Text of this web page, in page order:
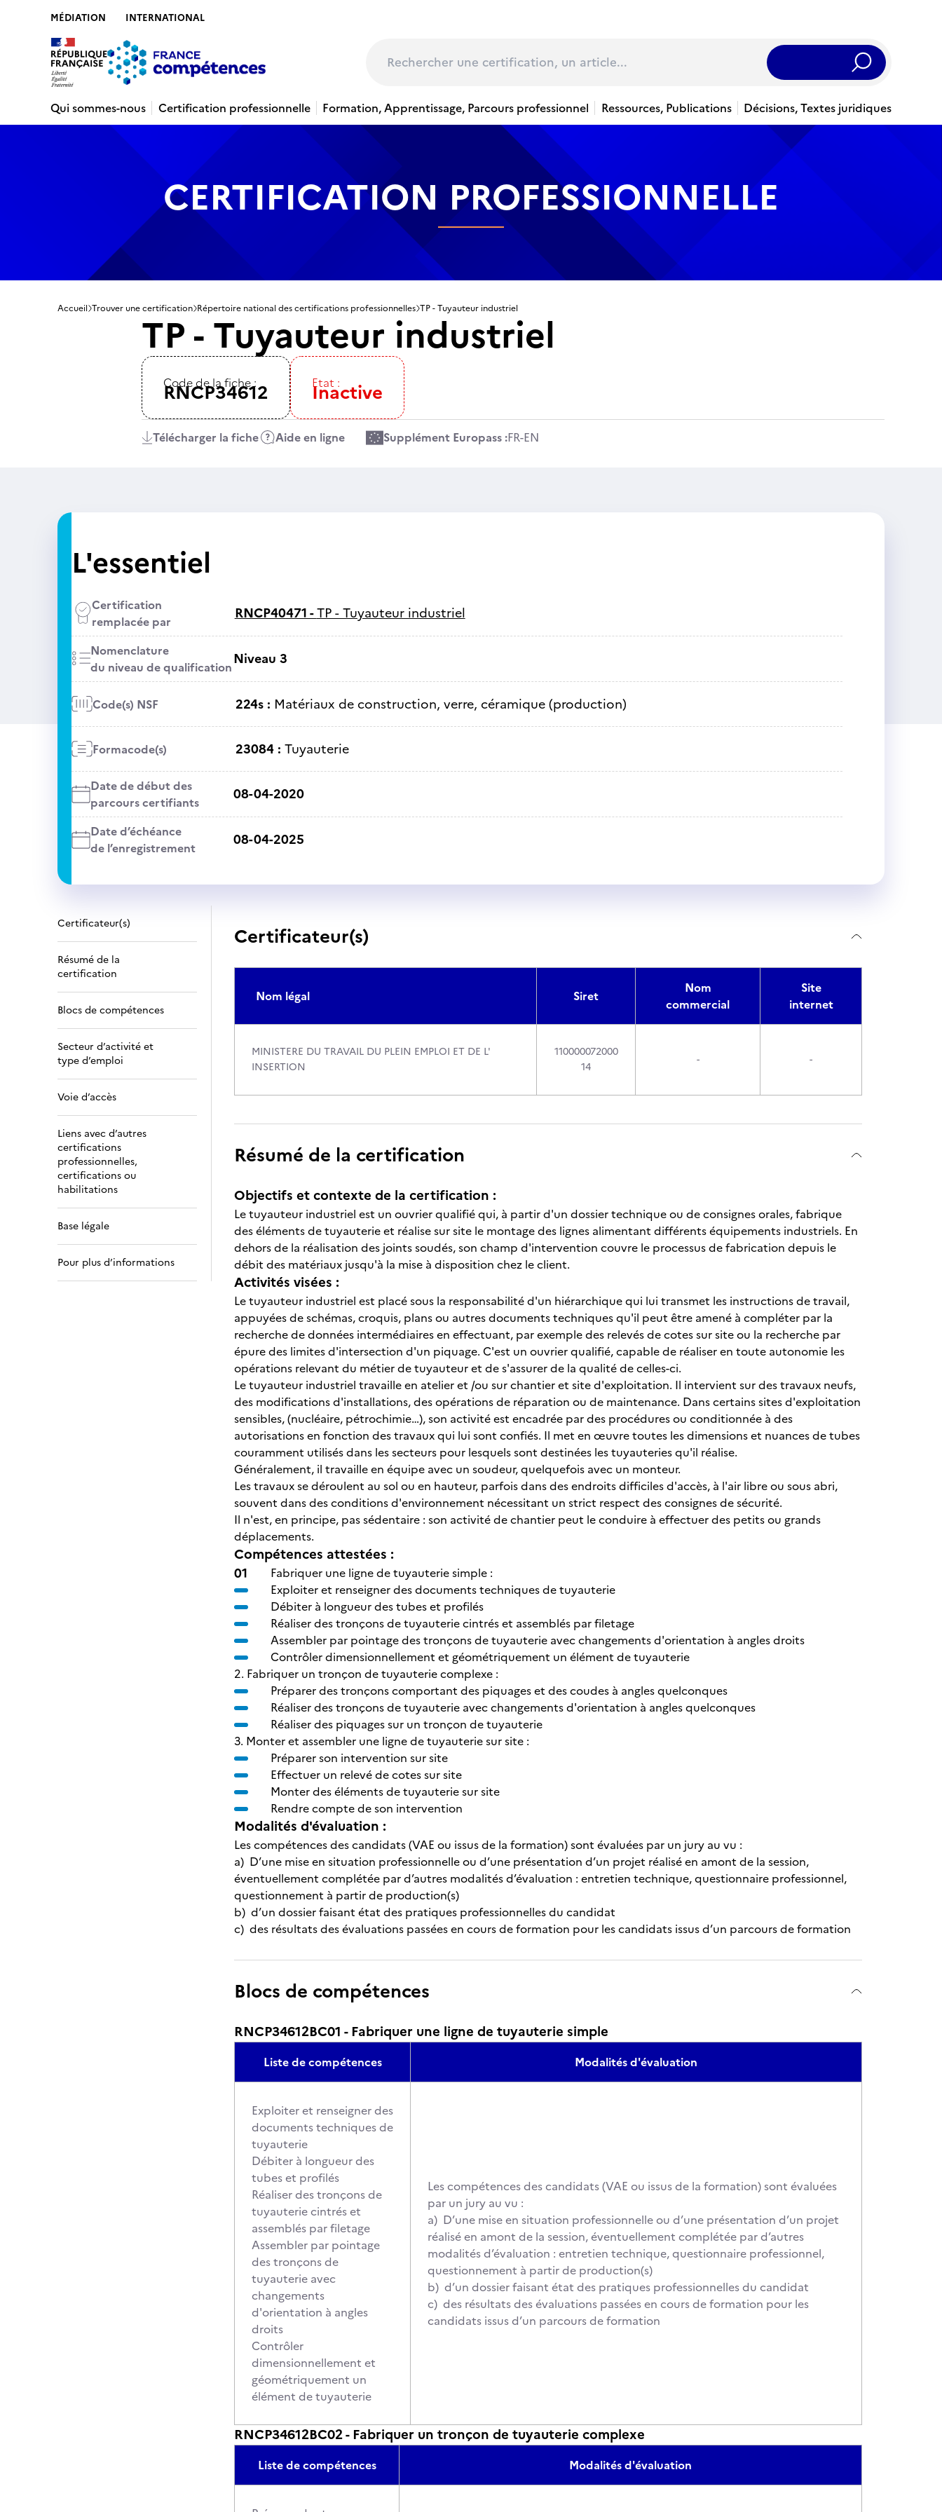
MÉDIATION INTERNATIONAL
Rechercher
Qui sommes-nous
Certification professionnelle Formation, Apprentissage, Parcours professionnel Ressources, Publications Décisions, Textes juridiques
CERTIFICATION PROFESSIONNELLE
Accueil Trouver une certification Répertoire national des certifications professionnelles TP - Tuyauteur industriel
TP - Tuyauteur industriel
Code de la fiche :
RNCP34612 Etat :
Inactive
Télécharger la fiche Aide en ligne Supplément Europass :FR-EN
L'essentiel
Certification
remplacée par
RNCP40471 -TP - Tuyauteur industriel
Nomenclature
du niveau de qualificationNiveau 3
Code(s) NSF 224s : Matériaux de construction, verre, céramique (production)
Formacode(s) 23084 : Tuyauterie
Date de début des
parcours certifiants
08-04-2020
Date d’échéance
de l’enregistrement
08-04-2025
Certificateur(s)
Résumé de la
certification
Blocs de compétences
Secteur d’activité et
type d’emploi
Voie d’accès
Liens avec d’autres
certifications
professionnelles,
certifications ou
habilitations
Base légale
Pour plus d’informations
Certificateur(s)
Nom légal Siret
Nom
commercial
Site
internet
MINISTERE DU TRAVAIL DU PLEIN EMPLOI ET DE L'
INSERTION
110000072000
14
- -
Résumé de la certification
Objectifs et contexte de la certification :
Le tuyauteur industriel est un ouvrier qualifié qui, à partir d'un dossier technique ou de consignes orales, fabrique
des éléments de tuyauterie et réalise sur site le montage des lignes alimentant différents équipements industriels. En
dehors de la réalisation des joints soudés, son champ d'intervention couvre le processus de fabrication depuis le
débit des matériaux jusqu'à la mise à disposition chez le client.
Activités visées :
Le tuyauteur industriel est placé sous la responsabilité d'un hiérarchique qui lui transmet les instructions de travail,
appuyées de schémas, croquis, plans ou autres documents techniques qu'il peut être amené à compléter par la
recherche de données intermédiaires en effectuant, par exemple des relevés de cotes sur site ou la recherche par
épure des limites d'intersection d'un piquage. C'est un ouvrier qualifié, capable de réaliser en toute autonomie les
opérations relevant du métier de tuyauteur et de s'assurer de la qualité de celles-ci.
Le tuyauteur industriel travaille en atelier et /ou sur chantier et site d'exploitation. Il intervient sur des travaux neufs,
des modifications d'installations, des opérations de réparation ou de maintenance. Dans certains sites d'exploitation
sensibles, (nucléaire, pétrochimie…), son activité est encadrée par des procédures ou conditionnée à des
autorisations en fonction des travaux qui lui sont confiés. Il met en œuvre toutes les dimensions et nuances de tubes
couramment utilisés dans les secteurs pour lesquels sont destinées les tuyauteries qu'il réalise.
Généralement, il travaille en équipe avec un soudeur, quelquefois avec un monteur.
Les travaux se déroulent au sol ou en hauteur, parfois dans des endroits difficiles d'accès, à l'air libre ou sous abri,
souvent dans des conditions d'environnement nécessitant un strict respect des consignes de sécurité.
Il n'est, en principe, pas sédentaire : son activité de chantier peut le conduire à effectuer des petits ou grands
déplacements.
Compétences attestées :
Fabriquer une ligne de tuyauterie simple :
Exploiter et renseigner des documents techniques de tuyauterie
Débiter à longueur des tubes et profilés
Réaliser des tronçons de tuyauterie cintrés et assemblés par filetage
Assembler par pointage des tronçons de tuyauterie avec changements d'orientation à angles droits
Contrôler dimensionnellement et géométriquement un élément de tuyauterie
2. Fabriquer un tronçon de tuyauterie complexe :
Préparer des tronçons comportant des piquages et des coudes à angles quelconques
Réaliser des tronçons de tuyauterie avec changements d'orientation à angles quelconques
Réaliser des piquages sur un tronçon de tuyauterie
3. Monter et assembler une ligne de tuyauterie sur site :
Préparer son intervention sur site
Effectuer un relevé de cotes sur site
Monter des éléments de tuyauterie sur site
Rendre compte de son intervention
Modalités d'évaluation :
Les compétences des candidats (VAE ou issus de la formation) sont évaluées par un jury au vu :
a) D’une mise en situation professionnelle ou d’une présentation d’un projet réalisé en amont de la session,
éventuellement complétée par d’autres modalités d’évaluation : entretien technique, questionnaire professionnel,
questionnement à partir de production(s)
b) d’un dossier faisant état des pratiques professionnelles du candidat
c) des résultats des évaluations passées en cours de formation pour les candidats issus d’un parcours de formation
Blocs de compétences
RNCP34612BC01 - Fabriquer une ligne de tuyauterie simple
Liste de compétences Modalités d'évaluation
Exploiter et renseigner des
documents techniques de
tuyauterie
Débiter à longueur des
tubes et profilés
Réaliser des tronçons de
tuyauterie cintrés et
assemblés par filetage
Assembler par pointage
des tronçons de
tuyauterie avec
changements
d'orientation à angles
droits
Contrôler
dimensionnellement et
géométriquement un
élément de tuyauterie
Les compétences des candidats (VAE ou issus de la formation) sont évaluées
par un jury au vu :
a) D’une mise en situation professionnelle ou d’une présentation d’un projet
réalisé en amont de la session, éventuellement complétée par d’autres
modalités d’évaluation : entretien technique, questionnaire professionnel,
questionnement à partir de production(s)
b) d’un dossier faisant état des pratiques professionnelles du candidat
c) des résultats des évaluations passées en cours de formation pour les
candidats issus d’un parcours de formation
RNCP34612BC02 - Fabriquer un tronçon de tuyauterie complexe
Liste de compétences Modalités d'évaluation